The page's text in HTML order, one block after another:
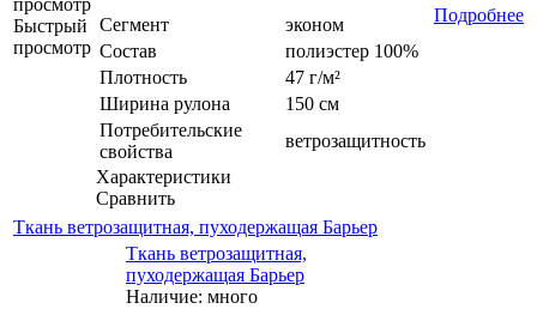
Быстрый
просмотр
Сегмент
эконом
Состав
полиэстер 100%
Плотность
47 г/м²
Ширина рулона
150 см
Потребительские
свойства
ветрозащитность
Характеристики
Сравнить
Подробнее
Ткань ветрозащитная, пуходержащая Барьер
Ткань ветрозащитная,
пуходержащая Барьер
Наличие: много